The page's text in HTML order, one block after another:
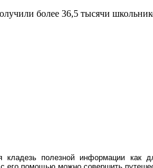
более 36,5 тысячи
полезной информации как